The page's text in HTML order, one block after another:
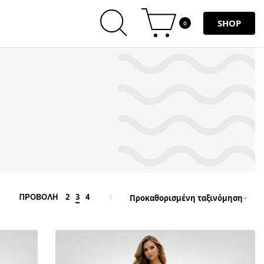
0 SHOP
ΠΡΟΒΟΛΗ 2 3 4 Προκαθορισμένη ταξινόμηση